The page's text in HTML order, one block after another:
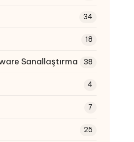
34
18
Sanallaştırma 38
4
7
25